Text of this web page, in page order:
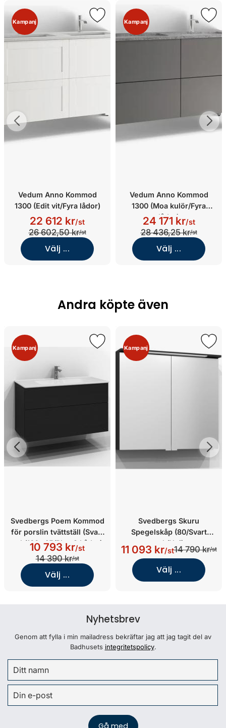
Kampanj
Vedum Anno Kommod
1300 (Edit vit/Fyra lådor)
22 612 kr/st
26 602,50 kr/st
Välj ...
Kampanj
Vedum Anno Kommod
1300 (Moa kulör/Fyra
lådor)
24 171 kr/st
28 436,25 kr/st
Välj ...
Andra köpte även
Kampanj
Svedbergs Poem Kommod
för porslin tvättställ (Svart
ask/100x45/Plan 2 Lådor)
10 793 kr/st
14 390 kr/st
Välj ...
Kampanj
Svedbergs Skuru
Spegelskåp (80/Svart
ask/Nej)
11 093 kr/st14 790 kr/st
Välj ...
Nyhetsbrev
Genom att fylla i min mailadress bekräftar jag att jag tagit del av
Badhusets integritetspolicy.